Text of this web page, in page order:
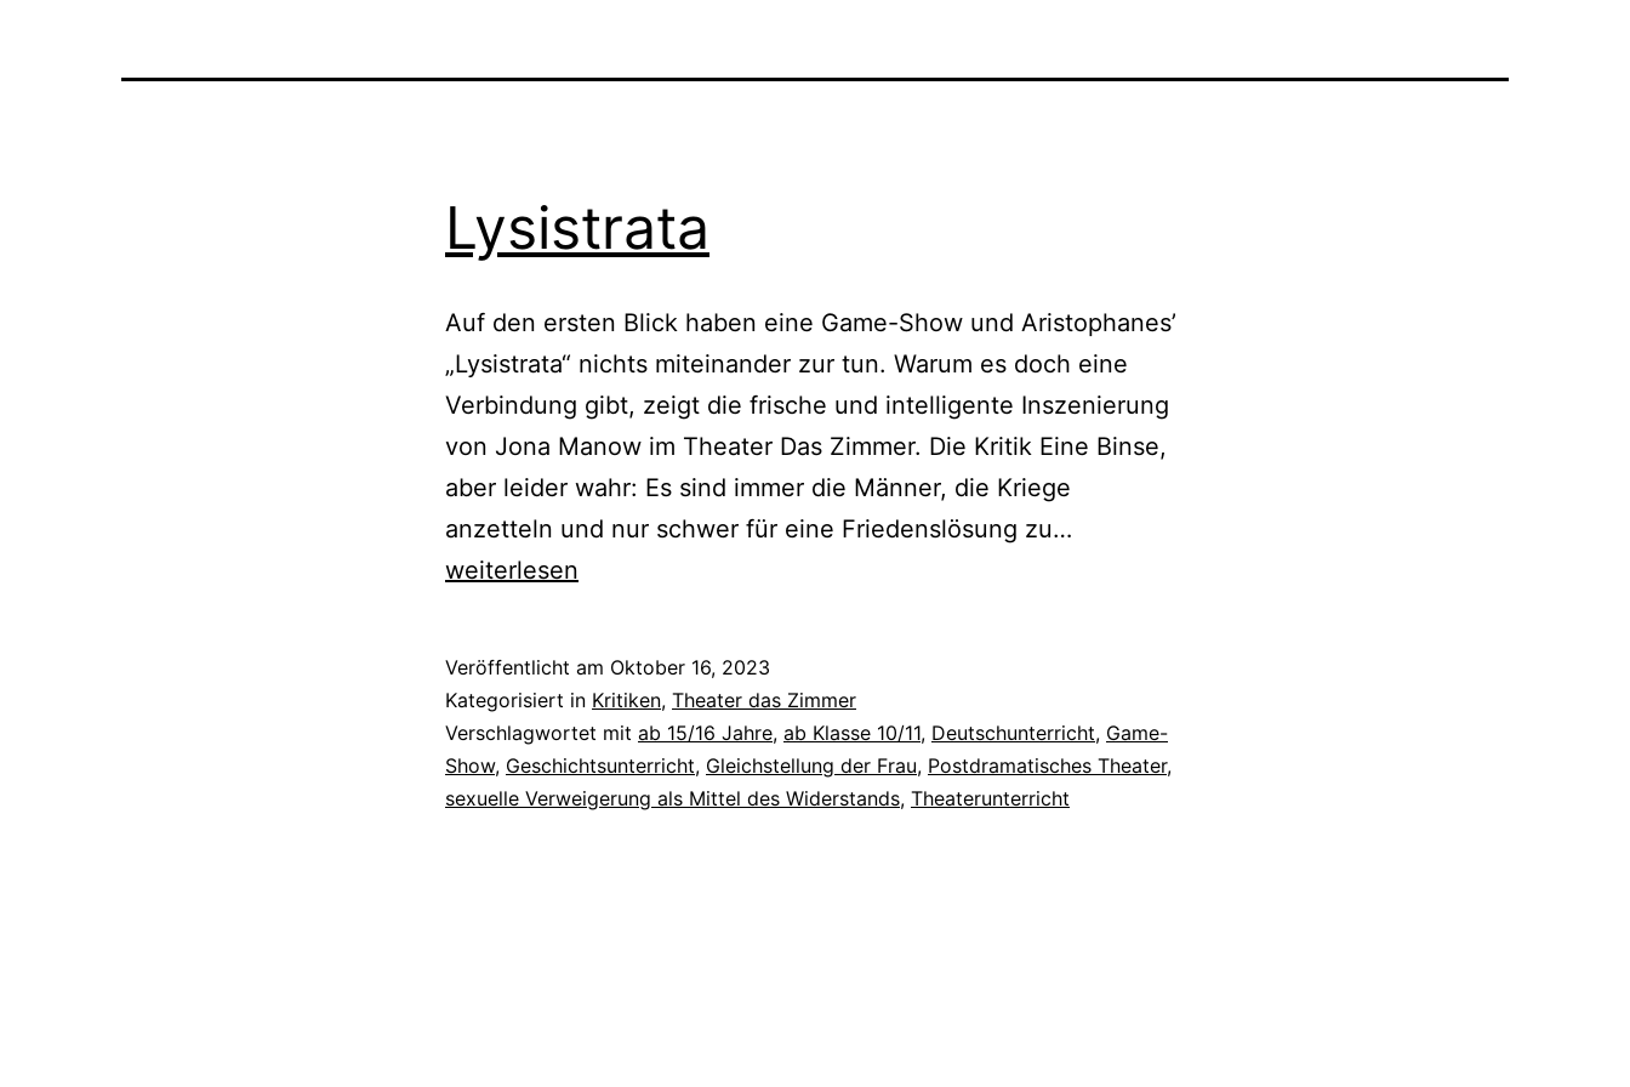
Lysistrata
Auf den ersten Blick haben eine Game-Show und Aristophanes’
„Lysistrata“ nichts miteinander zur tun. Warum es doch eine
Verbindung gibt, zeigt die frische und intelligente Inszenierung
von Jona Manow im Theater Das Zimmer. Die Kritik Eine Binse,
aber leider wahr: Es sind immer die Männer, die Kriege
anzetteln und nur schwer für eine Friedenslösung zu…
weiterlesen
Veröffentlicht am Oktober 16, 2023
Kategorisiert in Kritiken, Theater das Zimmer
Verschlagwortet mit ab 15/16 Jahre, ab Klasse 10/11, Deutschunterricht, Game-
Show, Geschichtsunterricht, Gleichstellung der Frau, Postdramatisches Theater,
sexuelle Verweigerung als Mittel des Widerstands, Theaterunterricht